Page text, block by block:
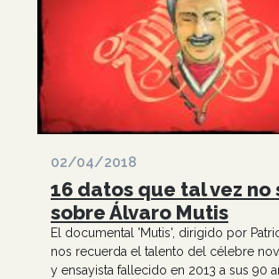
02/04/2018
16 datos que tal vez no
sobre Álvaro Mutis
El documental 'Mutis', dirigido por
nos recuerda el talento del célebre
y ensayista fallecido en 2013 a sus 90